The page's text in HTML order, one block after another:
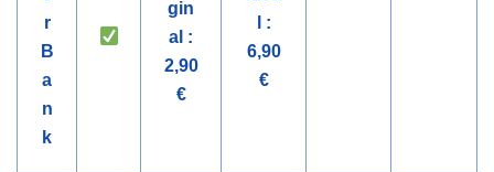
r
B
a
n
k
gin
al :
2,90
€
l :
6,90
€